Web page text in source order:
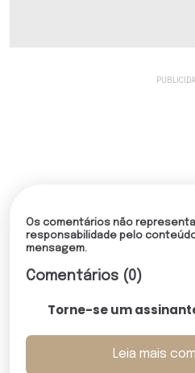
Os comentários não
responsabilidade pelo
mensagem.
Comentários (0)
Torne-se um
Leia mais